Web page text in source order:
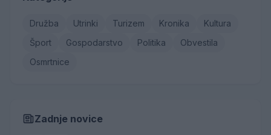
Družba Utrinki Turizem Kronika
Kultura
Šport
Gospodarstvo Politika
Obvestila
Osmrtnice
Zadnje novice